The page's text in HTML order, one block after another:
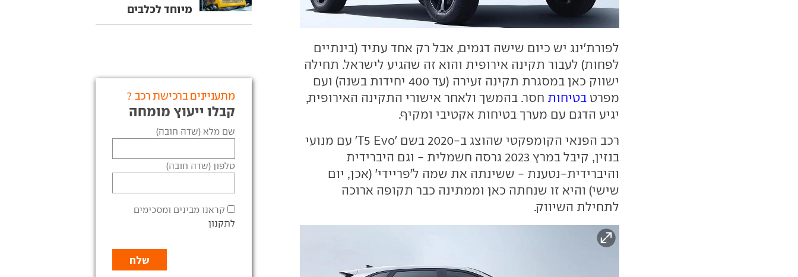
לפורת'ינג יש כיום שישה דגמים, אבל רק אחד עתיד (בינתיים
לפחות) לעבור תקינה אירופית והוא זה שהגיע לישראל. תחילה
ישווק כאן במסגרת תקינה זעירה (עד 400 יחידות בשנה) ועם
מפרט בטיחות חסר. בהמשך ולאחר אישורי התקינה האירופית,
יגיע הדגם עם מערך בטיחות אקטיבי ומקיף.
רכב הפנאי הקומפקטי שהוצג ב-2020 בשם 'T5 Evo' עם מנועי
בנזין, קיבל במרץ 2023 גרסה חשמלית - וגם היברידית
והיברידית-נטענת - ששינתה את שמה ל'פריידי' (אכן, יום
שישי) והיא זו שנחתה כאן וממתינה כבר תקופה ארוכה
לתחילת השיווק.
מיוחד לכלבים
מתעניינים ברכישת רכב ?
קבלו ייעוץ מומחה
שם מלא (שדה חובה)
טלפון (שדה חובה)
קראנו מבינים ומסכימים
לתקנון